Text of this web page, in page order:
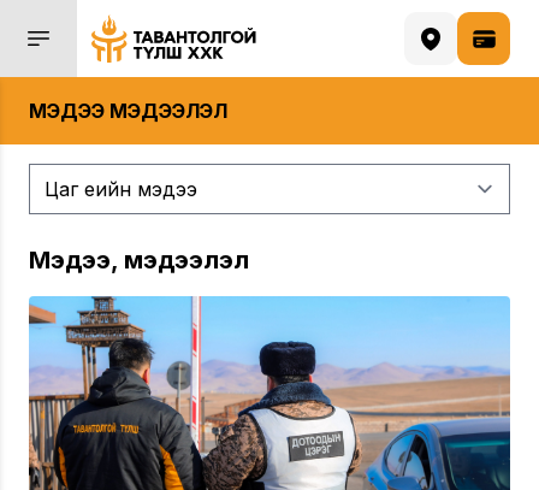
МЭДЭЭ МЭДЭЭЛЭЛ
Мэдээ, мэдээлэл